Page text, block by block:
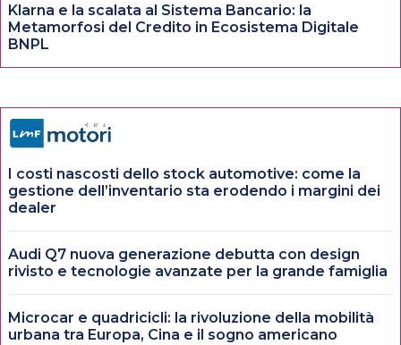
Klarna e la scalata al Sistema Bancario: la
Metamorfosi del Credito in Ecosistema Digitale
BNPL
I costi nascosti dello stock automotive: come la
gestione dell’inventario sta erodendo i margini dei
dealer
Audi Q7 nuova generazione debutta con design
rivisto e tecnologie avanzate per la grande famiglia
Microcar e quadricicli: la rivoluzione della mobilità
urbana tra Europa, Cina e il sogno americano